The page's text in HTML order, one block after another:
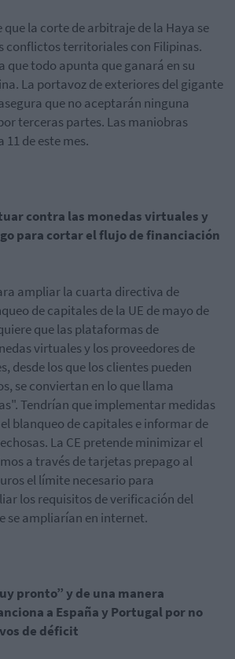
que la corte de arbitraje de la Haya se
conflictos territoriales con Filipinas.
que todo apunta que ganará en su
La portavoz de exteriores del gigante
que no aceptarán ninguna
terceras partes. Las maniobras
de este mes.
contra las monedas virtuales y
para cortar el flujo de financiación
ampliar la cuarta directiva de
de capitales de la UE de mayo de
que las plataformas de
virtuales y los proveedores de
desde los que los clientes pueden
se conviertan en lo que llama
Tendrían que implementar medidas
blanqueo de capitales e informar de
La CE pretende minimizar el
a través de tarjetas prepago al
el límite necesario para
los requisitos de verificación del
se ampliarían en internet.
pronto” y de una manera
a España y Portugal por no
de déficit